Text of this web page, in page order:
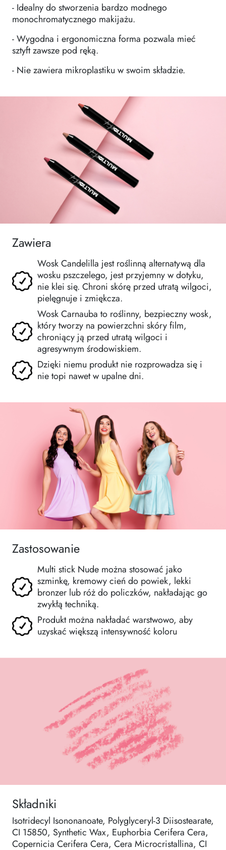
- Idealny do stworzenia bardzo modnego
monochromatycznego makijażu.
- Wygodna i ergonomiczna forma pozwala mieć
sztyft zawsze pod ręką.
- Nie zawiera mikroplastiku w swoim składzie.
Zawiera
Wosk Candelilla jest roślinną alternatywą dla
wosku pszczelego, jest przyjemny w dotyku,
nie klei się. Chroni skórę przed utratą wilgoci,
pielęgnuje i zmiękcza.
Wosk Carnauba to roślinny, bezpieczny wosk,
który tworzy na powierzchni skóry film,
chroniący ją przed utratą wilgoci i
agresywnym środowiskiem.
Dzięki niemu produkt nie rozprowadza się i
nie topi nawet w upalne dni.
Zastosowanie
Multi stick Nude można stosować jako
szminkę, kremowy cień do powiek, lekki
bronzer lub róż do policzków, nakładając go
zwykłą techniką.
Produkt można nakładać warstwowo, aby
uzyskać większą intensywność koloru
Składniki
Isotridecyl Isononanoate, Polyglyceryl-3 Diisostearate,
CI 15850, Synthetic Wax, Euphorbia Cerifera Cera,
Copernicia Cerifera Cera, Cera Microcristallina, CI